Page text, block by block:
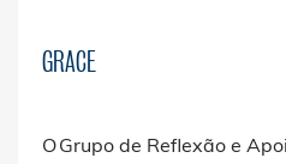
GRACE
O Grupo de Reflexão e